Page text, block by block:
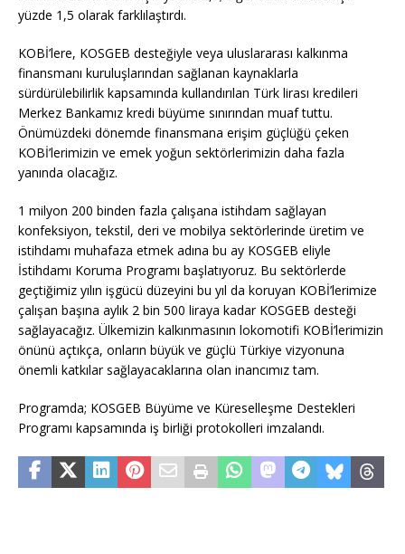
yüzde 1,5 olarak farklılaştırdı.
KOBİ’lere, KOSGEB desteğiyle veya uluslararası kalkınma
finansmanı kuruluşlarından sağlanan kaynaklarla
sürdürülebilirlik kapsamında kullandırılan Türk lirası kredileri
Merkez Bankamız kredi büyüme sınırından muaf tuttu.
Önümüzdeki dönemde finansmana erişim güçlüğü çeken
KOBİ’lerimizin ve emek yoğun sektörlerimizin daha fazla
yanında olacağız.
1 milyon 200 binden fazla çalışana istihdam sağlayan
konfeksiyon, tekstil, deri ve mobilya sektörlerinde üretim ve
istihdamı muhafaza etmek adına bu ay KOSGEB eliyle
İstihdamı Koruma Programı başlatıyoruz. Bu sektörlerde
geçtiğimiz yılın işgücü düzeyini bu yıl da koruyan KOBİ’lerimize
çalışan başına aylık 2 bin 500 liraya kadar KOSGEB desteği
sağlayacağız. Ülkemizin kalkınmasının lokomotifi KOBİ’lerimizin
önünü açtıkça, onların büyük ve güçlü Türkiye vizyonuna
önemli katkılar sağlayacaklarına olan inancımız tam.
Programda; KOSGEB Büyüme ve Küreselleşme Destekleri
Programı kapsamında iş birliği protokolleri imzalandı.